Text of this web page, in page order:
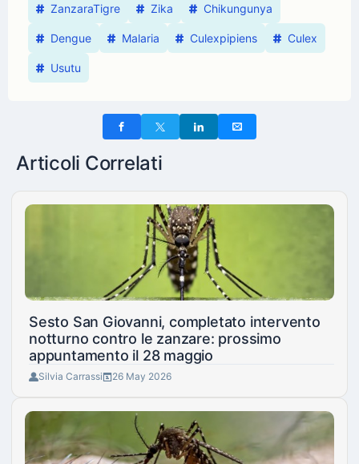
ZanzaraTigre Zika Chikungunya
Dengue Malaria Culexpipiens Culex
Usutu
Articoli Correlati
Sesto San Giovanni, completato intervento
notturno contro le zanzare: prossimo
appuntamento il 28 maggio
Silvia Carrassi 26 May 2026